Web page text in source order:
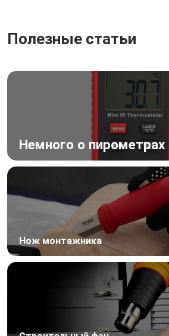
Полезные статьи
Немного о пирометрах
Нож монтажника